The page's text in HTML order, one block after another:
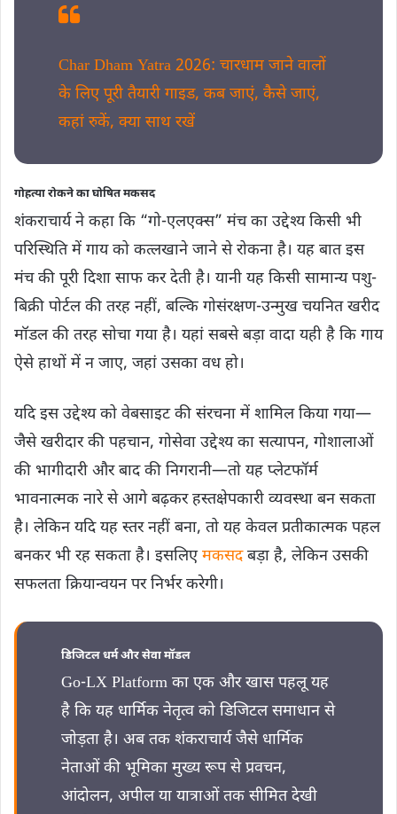
Char Dham Yatra 2026: चारधाम जाने वालों
के लिए पूरी तैयारी गाइड, कब जाएं, कैसे जाएं,
कहां रुकें, क्या साथ रखें
गोहत्या रोकने का घोषित मकसद
शंकराचार्य ने कहा कि “गो-एलएक्स” मंच का उद्देश्य किसी भी
परिस्थिति में गाय को कत्लखाने जाने से रोकना है। यह बात इस
मंच की पूरी दिशा साफ कर देती है। यानी यह किसी सामान्य पशु-
बिक्री पोर्टल की तरह नहीं, बल्कि गोसंरक्षण-उन्मुख चयनित खरीद
मॉडल की तरह सोचा गया है। यहां सबसे बड़ा वादा यही है कि गाय
ऐसे हाथों में न जाए, जहां उसका वध हो।
यदि इस उद्देश्य को वेबसाइट की संरचना में शामिल किया गया—
जैसे खरीदार की पहचान, गोसेवा उद्देश्य का सत्यापन, गोशालाओं
की भागीदारी और बाद की निगरानी—तो यह प्लेटफॉर्म
भावनात्मक नारे से आगे बढ़कर हस्तक्षेपकारी व्यवस्था बन सकता
है। लेकिन यदि यह स्तर नहीं बना, तो यह केवल प्रतीकात्मक पहल
बनकर भी रह सकता है। इसलिएमकसदबड़ा है, लेकिन उसकी
सफलता क्रियान्वयन पर निर्भर करेगी।
डिजिटल धर्म और सेवा मॉडल
Go-LX Platform का एक और खास पहलू यह
है कि यह धार्मिक नेतृत्व को डिजिटल समाधान से
जोड़ता है। अब तक शंकराचार्य जैसे धार्मिक
नेताओं की भूमिका मुख्य रूप से प्रवचन,
आंदोलन, अपील या यात्राओं तक सीमित देखी